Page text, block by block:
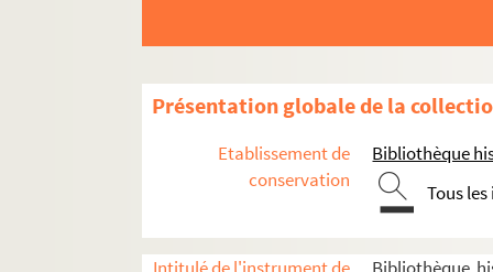
Présentation globale de la
Etablissement de
conservation
Bibliothèque
Tous
Dossier n° 47
Dossier n° 49
Dossier n° 51